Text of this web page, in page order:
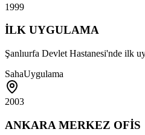
1999
İLK UYGULAMA
Şanlıurfa Devlet Hastanesi'nde ilk
SahaUygulama
2003
ANKARA MERKEZ OFİS